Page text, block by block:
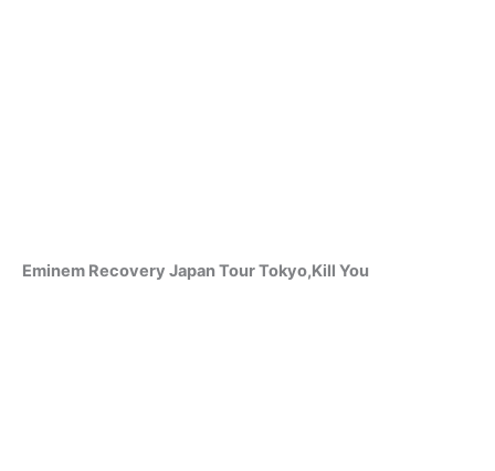
Eminem Recovery Japan Tour Tokyo,Kill You